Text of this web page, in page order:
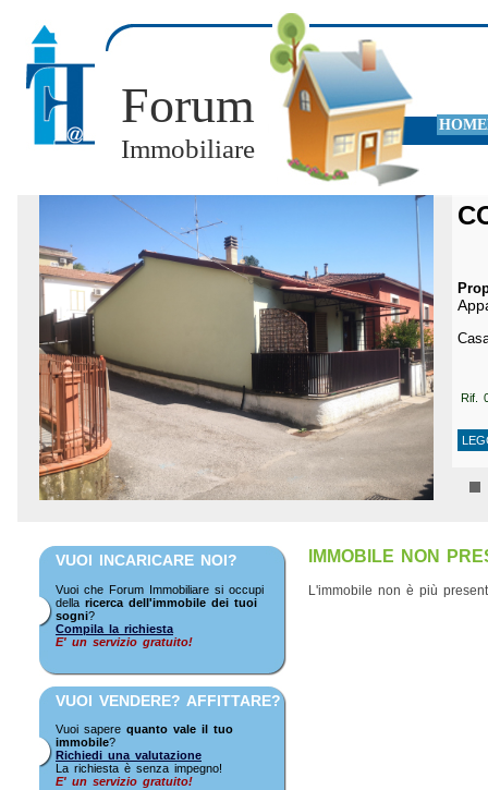
Forum
Immobiliare
Rif.
VUOI INCARICARE NOI?
Vuoi che Forum Immobiliare si occupi
della ricerca dell'immobile dei tuoi
sogni?
Compila la richiesta
E' un servizio gratuito!
VUOI VENDERE? AFFITTARE?
Vuoi sapere quanto vale il tuo
immobile?
Richiedi una valutazione
La richiesta è senza impegno!
E' un servizio gratuito!
IMMOBILE NON
L'immobile non è più